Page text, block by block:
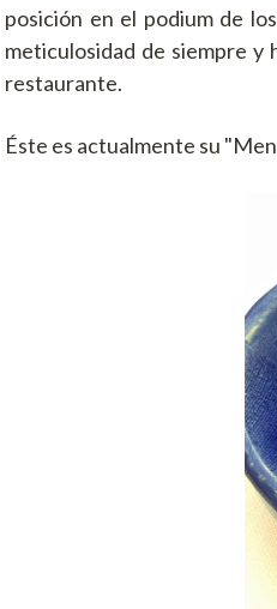
posición en el podium de
meticulosidad de siempre y
restaurante.
Éste es actualmente su